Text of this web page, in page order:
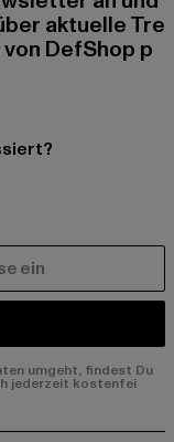
aktuelle Tre
DefShop p
umgeht, findest Du
jederzeit kostenfei